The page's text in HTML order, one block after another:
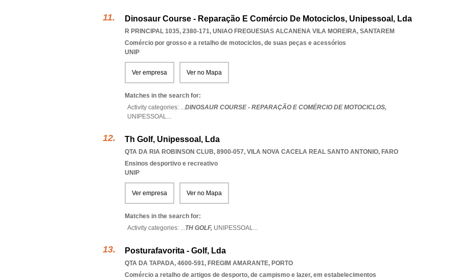
Dinosaur Course - Reparação E Comércio De Motociclos, Unipessoal, Lda
R PRINCIPAL 1035, 2380-171, UNIAO FREGUESIAS ALCANENA VILA MOREIRA, SANTAREM
Comércio por grosso e a retalho de motociclos, de suas peças e acessórios
UNIP
Ver empresa Ver no Mapa
Matches in the search for:
Activity categories: ...DINOSAUR COURSE - REPARAÇÃO E COMÉRCIO DE MOTOCICLOS,
UNIPESSOAL...
Th Golf, Unipessoal, Lda
QTA DA RIA ROBINSON CLUB, 8900-057, VILA NOVA CACELA REAL SANTO ANTONIO, FARO
Ensinos desportivo e recreativo
UNIP
Ver empresa Ver no Mapa
Matches in the search for:
Activity categories: ...TH GOLF, UNIPESSOAL...
Posturafavorita - Golf, Lda
QTA DA TAPADA, 4600-591, FREGIM AMARANTE, PORTO
Comércio a retalho de artigos de desporto, de campismo e lazer, em estabelecimentos